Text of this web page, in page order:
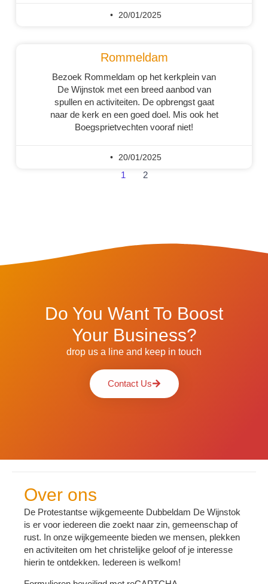
20/01/2025
Rommeldam
Bezoek Rommeldam op het kerkplein van
De Wijnstok met een breed aanbod van
spullen en activiteiten. De opbrengst gaat
naar de kerk en een goed doel. Mis ook het
Boegsprietvechten vooraf niet!
20/01/2025
1 2
Do You Want To Boost
Your Business?
drop us a line and keep in touch
Contact Us
Over ons
De Protestantse wijkgemeente Dubbeldam De Wijnstok
is er voor iedereen die zoekt naar zin, gemeenschap of
rust. In onze wijkgemeente bieden we mensen, plekken
en activiteiten om het christelijke geloof of je interesse
hierin te ontdekken. Iedereen is welkom!